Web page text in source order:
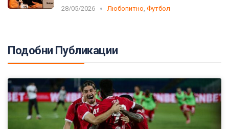
28/05/2026 Любопитно Футбол
Подобни Публикации